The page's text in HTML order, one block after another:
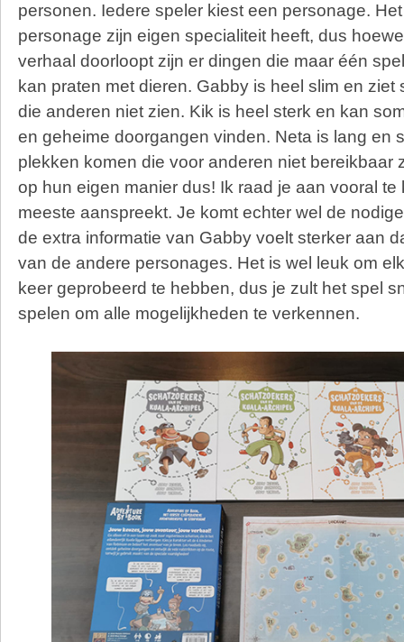
personen. Iedere speler kiest een personage.
personage zijn eigen specialiteit heeft, dus
verhaal doorloopt zijn er dingen die maar één
kan praten met dieren. Gabby is heel slim en
die anderen niet zien. Kik is heel sterk en kan
en geheime doorgangen vinden. Neta is lang en
plekken komen die voor anderen niet bereikbaar
op hun eigen manier dus! Ik raad je aan vooral te
meeste aanspreekt. Je komt echter wel de
de extra informatie van Gabby voelt sterker aan
van de andere personages. Het is wel leuk om
keer geprobeerd te hebben, dus je zult het spel
spelen om alle mogelijkheden te verkennen.